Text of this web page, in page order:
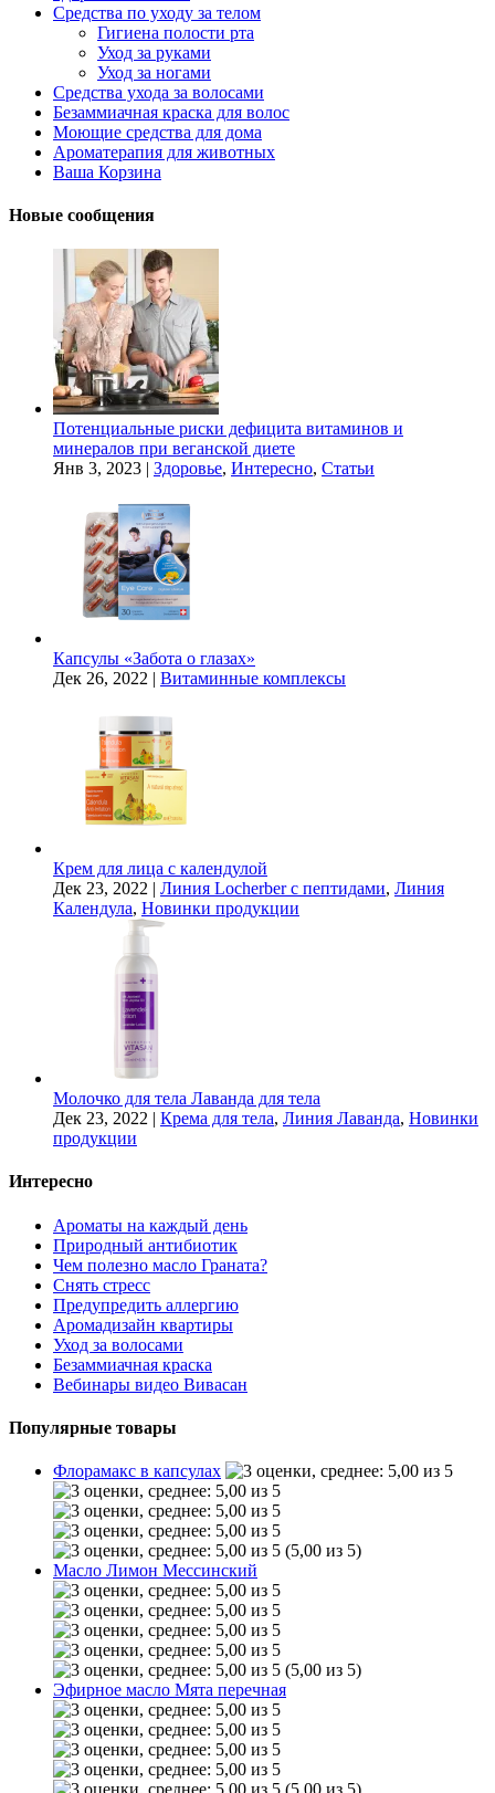
Средства по уходу за телом
Гигиена полости рта
Уход за руками
Уход за ногами
Средства ухода за волосами
Безаммиачная краска для волос
Моющие средства для дома
Ароматерапия для животных
Ваша Корзина
Новые сообщения
Потенциальные риски дефицита витаминов и
минералов при веганской диете
Янв 3, 2023 | Здоровье, Интересно, Статьи
Капсулы «Забота о глазах»
Дек 26, 2022 | Витаминные комплексы
Крем для лица с календулой
Дек 23, 2022 | Линия Locherber с пептидами, Линия
Календула, Новинки продукции
Молочко для тела Лаванда для тела
Дек 23, 2022 | Крема для тела, Линия Лаванда, Новинки
продукции
Интересно
Ароматы на каждый день
Природный антибиотик
Чем полезно масло Граната?
Снять стресс
Предупредить аллергию
Аромадизайн квартиры
Уход за волосами
Безаммиачная краска
Вебинары видео Вивасан
Популярные товары
Флорамакс в капсулах
(5,00 из 5)
Масло Лимон Мессинский
(5,00 из 5)
Эфирное масло Мята перечная